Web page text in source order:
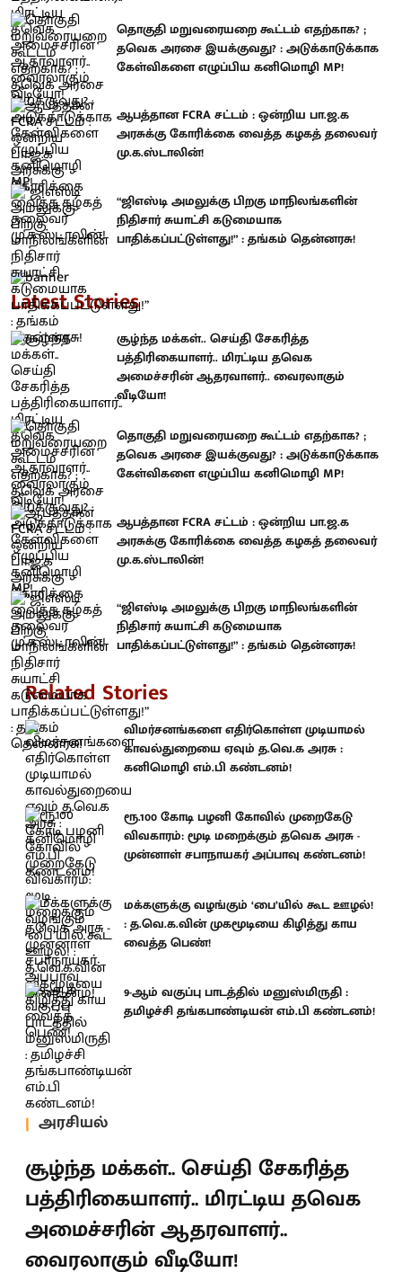
தொகுதி மறுவரையறை கூட்டம் எதற்காக? ;
தவெக அரசை இயக்குவது? : அடுக்காடுக்காக
கேள்விகளை எழுப்பிய கனிமொழி MP!
ஆபத்தான FCRA சட்டம் : ஒன்றிய பா.ஜ.க
அரசுக்கு கோரிக்கை வைத்த கழகத் தலைவர்
மு.க.ஸ்டாலின்!
“ஜிஎஸ்டி அமலுக்கு பிறகு மாநிலங்களின்
நிதிசார் சுயாட்சி கடுமையாக
பாதிக்கப்பட்டுள்ளது!” : தங்கம் தென்னரசு!
Latest Stories
சூழ்ந்த மக்கள்.. செய்தி சேகரித்த
பத்திரிகையாளர்.. மிரட்டிய தவெக
அமைச்சரின் ஆதரவாளர்.. வைரலாகும்
வீடியோ!
தொகுதி மறுவரையறை கூட்டம் எதற்காக? ;
தவெக அரசை இயக்குவது? : அடுக்காடுக்காக
கேள்விகளை எழுப்பிய கனிமொழி MP!
ஆபத்தான FCRA சட்டம் : ஒன்றிய பா.ஜ.க
அரசுக்கு கோரிக்கை வைத்த கழகத் தலைவர்
மு.க.ஸ்டாலின்!
“ஜிஎஸ்டி அமலுக்கு பிறகு மாநிலங்களின்
நிதிசார் சுயாட்சி கடுமையாக
பாதிக்கப்பட்டுள்ளது!” : தங்கம் தென்னரசு!
Related Stories
விமர்சனங்களை எதிர்கொள்ள முடியாமல்
காவல்துறையை ஏவும் த.வெ.க அரசு :
கனிமொழி எம்.பி கண்டனம்!
ரூ.100 கோடி பழனி கோவில் முறைகேடு
விவகாரம்: மூடி மறைக்கும் தவெக அரசு -
முன்னாள் சபாநாயகர் அப்பாவு கண்டனம்!
மக்களுக்கு வழங்கும் ‘பை’யில் கூட ஊழல்!
: த.வெ.க.வின் முகமூடியை கிழித்து காய
வைத்த பெண்!
9-ஆம் வகுப்பு பாடத்தில் மனுஸ்மிருதி :
தமிழச்சி தங்கபாண்டியன் எம்.பி கண்டனம்!
அரசியல்
சூழ்ந்த மக்கள்.. செய்தி சேகரித்த
பத்திரிகையாளர்.. மிரட்டிய தவெக
அமைச்சரின் ஆதரவாளர்..
வைரலாகும் வீடியோ!